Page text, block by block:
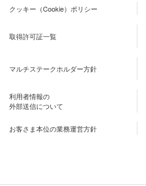
クッキー（Cookie）ポリシー
取得許可証一覧
マルチステークホルダー方針
利用者情報の
外部送信について
お客さま本位の業務運営方針